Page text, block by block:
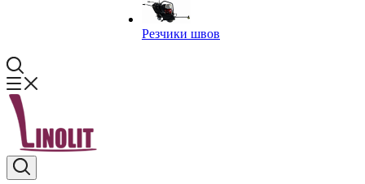
Резчики швов